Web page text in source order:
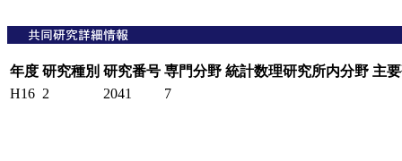
年度 研究種別 研究番号 専門分野 統計数理研究所内分野 主
H16 2 2041 7